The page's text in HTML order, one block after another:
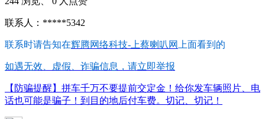
联系人：*****5342
联系时请告知在辉腾网络科技-上蔡喇叭网 上面看到的
如遇无效、虚假、诈骗信息，请立即举报
【防骗提醒】拼车千万不要提前交定金！给你发车辆照片、电
话也可能是骗子！到目的地后付车费。切记、切记！